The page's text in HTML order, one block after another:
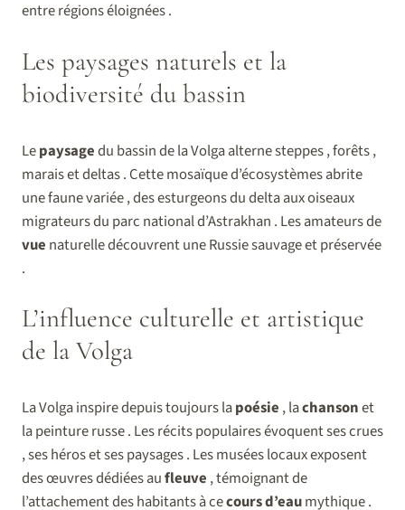
entre régions éloignées .
Les paysages naturels et la
biodiversité du bassin
Lepaysagedu bassin de la Volga alterne steppes , forêts ,
marais et deltas . Cette mosaïque d’écosystèmes abrite
une faune variée , des esturgeons du delta aux oiseaux
migrateurs du parc national d’Astrakhan . Les amateurs de
vue naturelle découvrent une Russie sauvage et préservée
.
L’influence culturelle et artistique
de la Volga
La Volga inspire depuis toujours lapoésie , lachansonet
la peinture russe . Les récits populaires évoquent ses crues
, ses héros et ses paysages . Les musées locaux exposent
des œuvres dédiées aufleuve , témoignant de
l’attachement des habitants à cecours d’eaumythique .